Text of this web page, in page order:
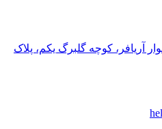
کوچه گلبرگ یکم، پلاک